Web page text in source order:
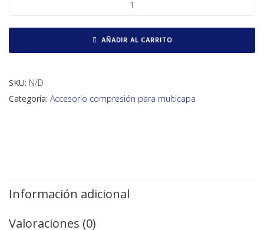
AÑADIR AL CARRITO
SKU: N/D
Categoría: Accesorio compresión para multicapa
Información adicional
Valoraciones (0)